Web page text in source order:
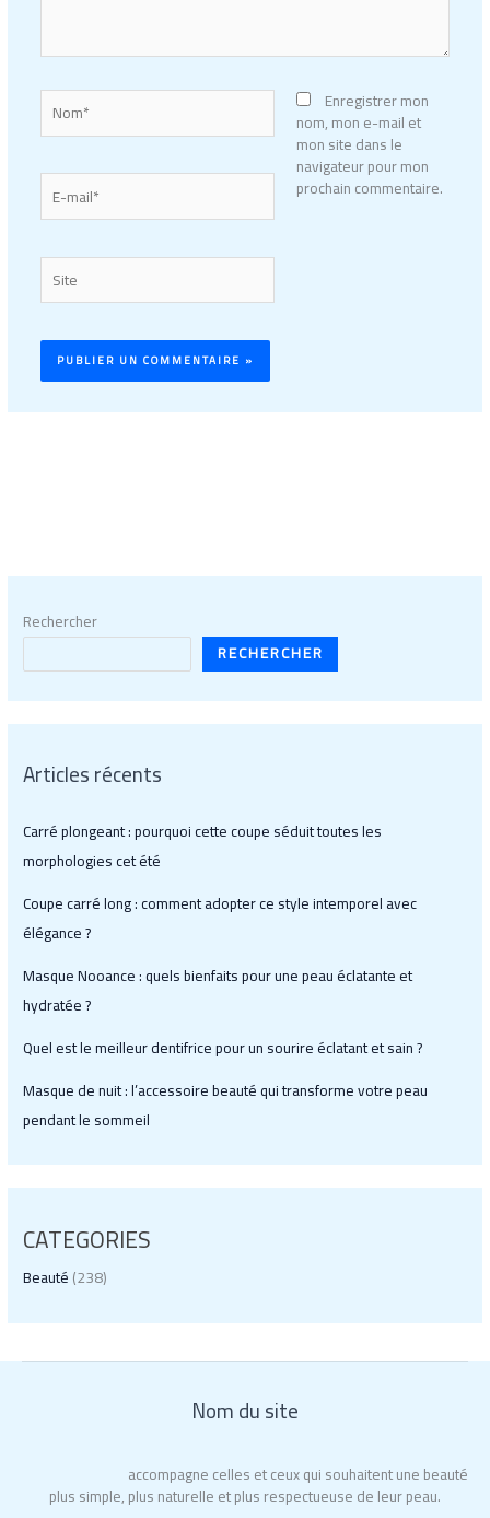
Nom*
E-
mail*
Site
Enregistrer mon
nom, mon e-mail et
mon site dans le
navigateur pour mon
prochain commentaire.
Rechercher
RECHERCHER
Articles récents
Carré plongeant : pourquoi cette coupe séduit toutes les
morphologies cet été
Coupe carré long : comment adopter ce style intemporel avec
élégance ?
Masque Nooance : quels bienfaits pour une peau éclatante et
hydratée ?
Quel est le meilleur dentifrice pour un sourire éclatant et sain ?
Masque de nuit : l’accessoire beauté qui transforme votre peau
pendant le sommeil
CATEGORIES
Beauté(238)
Nom du site
accompagne celles et ceux qui souhaitent une beauté
plus simple, plus naturelle et plus respectueuse de leur peau.